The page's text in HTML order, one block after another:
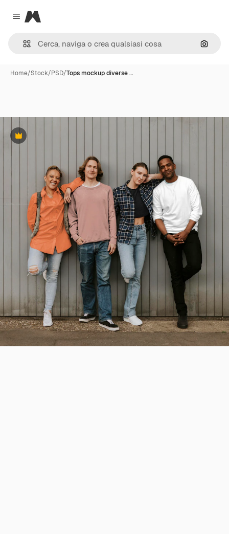
Close menu
Magnific
Cerca
Home/Stock/PSD/Tops mockup diverse …
Premium